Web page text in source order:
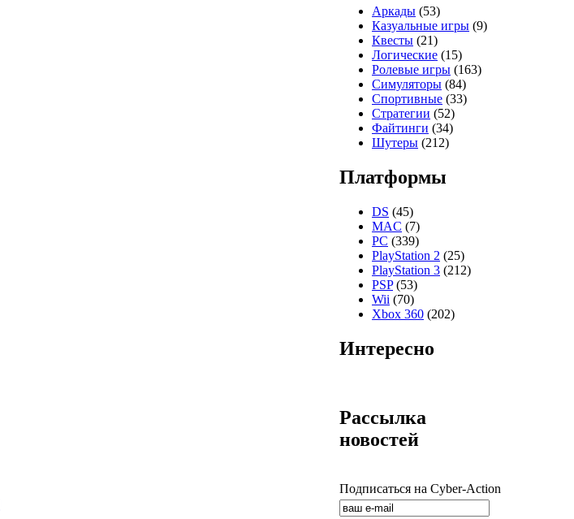
Аркады (53)
Казуальные игры (9)
Квесты (21)
Логические (15)
Ролевые игры (163)
Симуляторы (84)
Спортивные (33)
Стратегии (52)
Файтинги (34)
Шутеры (212)
Платформы
DS (45)
MAC (7)
PC (339)
PlayStation 2 (25)
PlayStation 3 (212)
PSP(53)
Wii (70)
Xbox 360 (202)
Интересно
Рассылка
новостей
Подписаться на Cyber-Action